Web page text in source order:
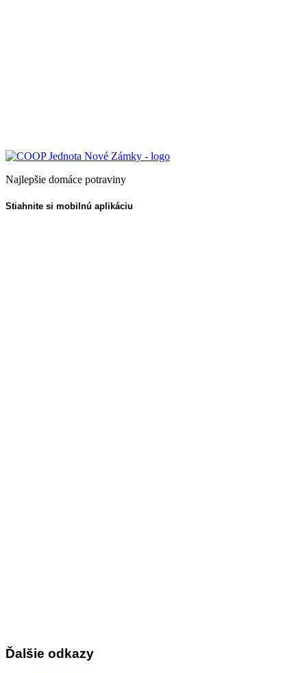
Najlepšie domáce potraviny
Stiahnite si mobilnú aplikáciu
Ďalšie odkazy